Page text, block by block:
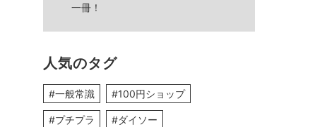
一冊！
人気のタグ
#一般常識 #100円ショップ
#プチプラ #ダイソー